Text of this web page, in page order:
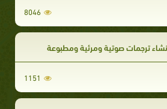
8046
ترجمات صوتية ومرئية ومطبوعة
1151